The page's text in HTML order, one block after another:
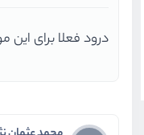
درود فعلا برای این